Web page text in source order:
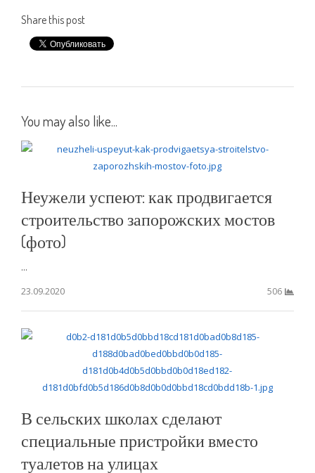
Share this post
You may also like...
Неужели успеют: как продвигается
строительство запорожских мостов
(фото)
...
23.09.2020
506
В сельских школах сделают
специальные пристройки вместо
туалетов на улицах